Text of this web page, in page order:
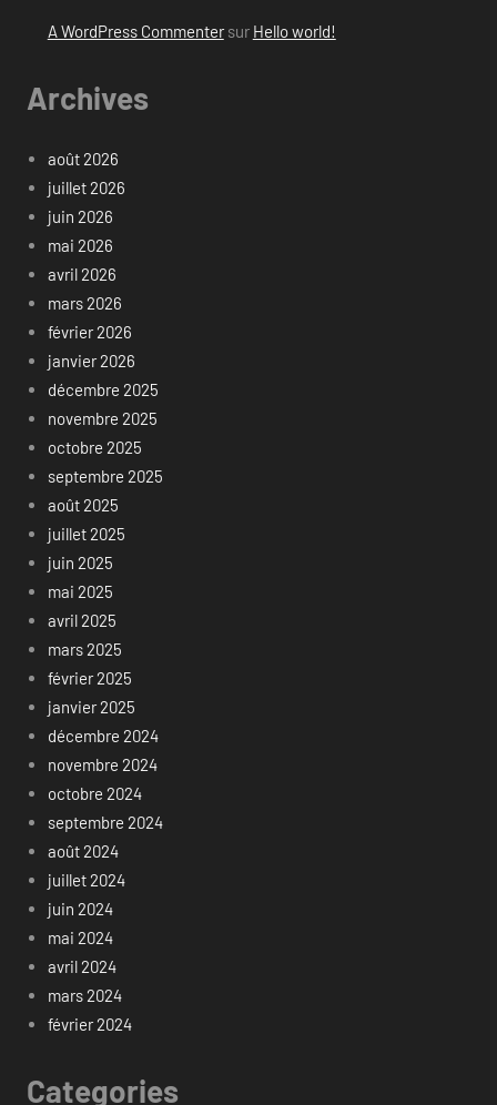
A WordPress Commentersur Hello world!
Archives
août 2026
juillet 2026
juin 2026
mai 2026
avril 2026
mars 2026
février 2026
janvier 2026
décembre 2025
novembre 2025
octobre 2025
septembre 2025
août 2025
juillet 2025
juin 2025
mai 2025
avril 2025
mars 2025
février 2025
janvier 2025
décembre 2024
novembre 2024
octobre 2024
septembre 2024
août 2024
juillet 2024
juin 2024
mai 2024
avril 2024
mars 2024
février 2024
Categories